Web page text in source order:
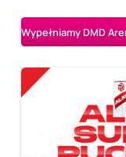
Wypełniamy DMD